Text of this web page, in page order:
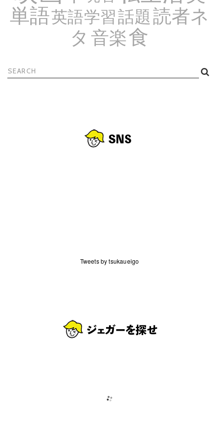
単語英語学習話題読者ネ
タ 音楽食
Tweets by tsukaueigo